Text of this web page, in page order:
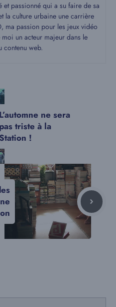
et passionné qui a su faire de sa
la culture urbaine une carrière
ma passion pour les jeux vidéo
un acteur majeur dans le
contenu web.
L’automne ne sera
pas triste à la
!